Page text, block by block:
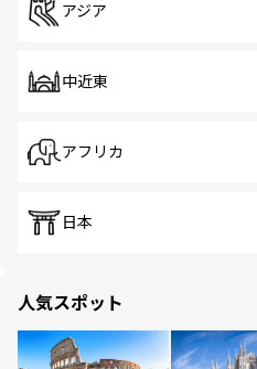
アジア
中近東
アフリカ
日本
人気スポット